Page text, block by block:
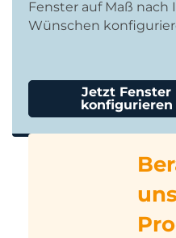
Fenster auf Maß nach
Wünschen
Jetzt Fenster
konfigurieren